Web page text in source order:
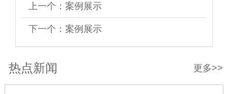
上一个： 案例展示
下一个： 案例展示
更多>>
热点新闻